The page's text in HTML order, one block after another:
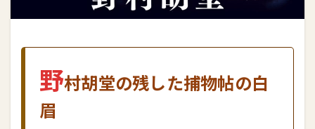
野村胡堂の残した捕物帖の白
眉